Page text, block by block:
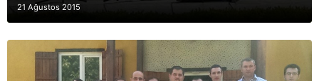
21 Ağustos 2015